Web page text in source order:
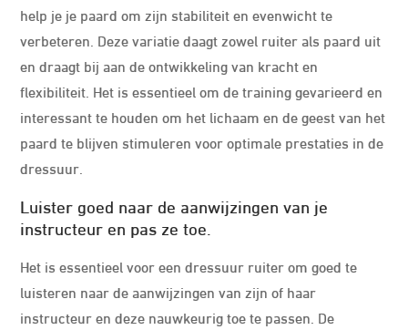
help je je paard om zijn stabiliteit en evenwicht te
verbeteren. Deze variatie daagt zowel ruiter als paard uit
en draagt bij aan de ontwikkeling van kracht en
flexibiliteit. Het is essentieel om de training gevarieerd en
interessant te houden om het lichaam en de geest van het
paard te blijven stimuleren voor optimale prestaties in de
dressuur.
Luister goed naar de aanwijzingen van je
instructeur en pas ze toe.
Het is essentieel voor een dressuur ruiter om goed te
luisteren naar de aanwijzingen van zijn of haar
instructeur en deze nauwkeurig toe te passen. De